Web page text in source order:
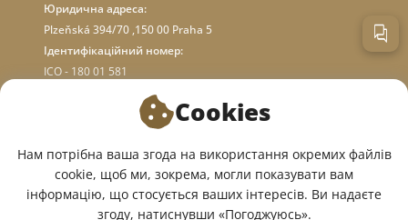
Юридична адреса:
Plzeňská 394/70 ,150 00 Praha 5
Ідентифікаційний номер:
ICO - 180 01 581
ПРО МАГАЗИН
МИ У СОЦМЕРЕЖАХ:
Cookies
Нам потрібна ваша згода на використання окремих файлів
cookie, щоб ми, зокрема, могли показувати вам
інформацію, що стосується ваших інтересів. Ви надаєте
згоду, натиснувши «Погоджуюсь».